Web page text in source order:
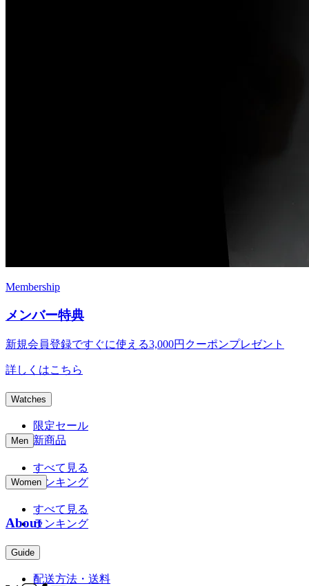
Membership
メンバー特典
新規会員登録ですぐに使える3,000円クーポンプレゼント
詳しくはこちら
Watches
限定セール
新商品
Men
すべて見る
ランキング
Women
すべて見る
ランキング
About
Guide
配送方法・送料